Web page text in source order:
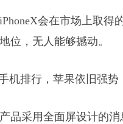
会在市场上取得
位，无人能够撼动。
品采用全面屏设计的